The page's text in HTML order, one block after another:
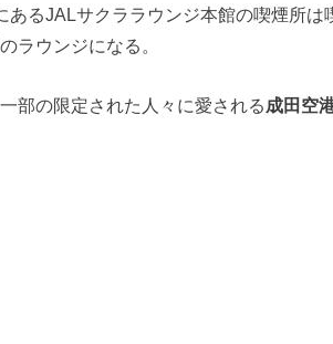
るJALサクララウンジ本館の喫煙所は
ラウンジになる。
部の限定された人々に愛される成田空